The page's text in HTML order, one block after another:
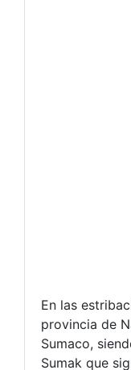
En las
provincia de
Sumaco,
Sumak que